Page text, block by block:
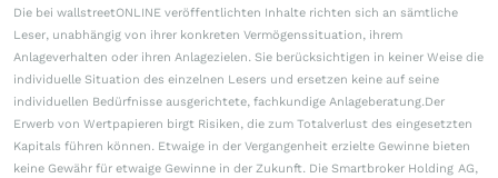
Die bei wallstreetONLINE veröffentlichten Inhalte richten sich an sämtliche
Leser, unabhängig von ihrer konkreten Vermögenssituation, ihrem
Anlageverhalten oder ihren Anlagezielen. Sie berücksichtigen in keiner Weise die
individuelle Situation des einzelnen Lesers und ersetzen keine auf seine
individuellen Bedürfnisse ausgerichtete, fachkundige Anlageberatung.Der
Erwerb von Wertpapieren birgt Risiken, die zum Totalverlust des eingesetzten
Kapitals führen können. Etwaige in der Vergangenheit erzielte Gewinne bieten
keine Gewähr für etwaige Gewinne in der Zukunft. Die Smartbroker Holding AG,